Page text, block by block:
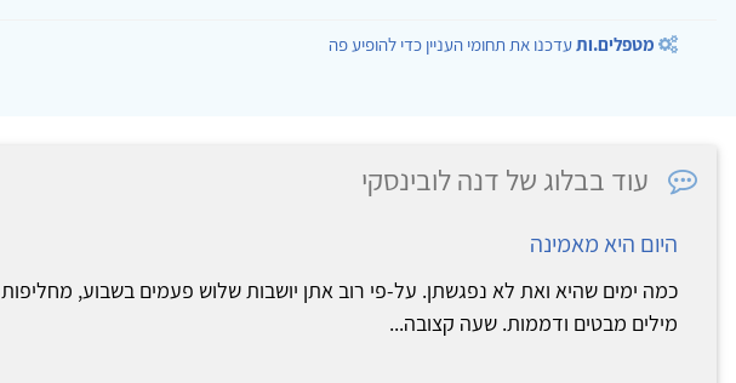
מטפלים.ותעדכנו את תחומי העניין כדי להופיע פה
עוד בבלוג של דנה לובינסקי
היום היא מאמינה
כמה ימים שהיא ואת לא נפגשתן. על-פי רוב אתן יושבות שלוש פעמים בשבוע, מחליפות
מילים מבטים ודממות. שעה קצובה...